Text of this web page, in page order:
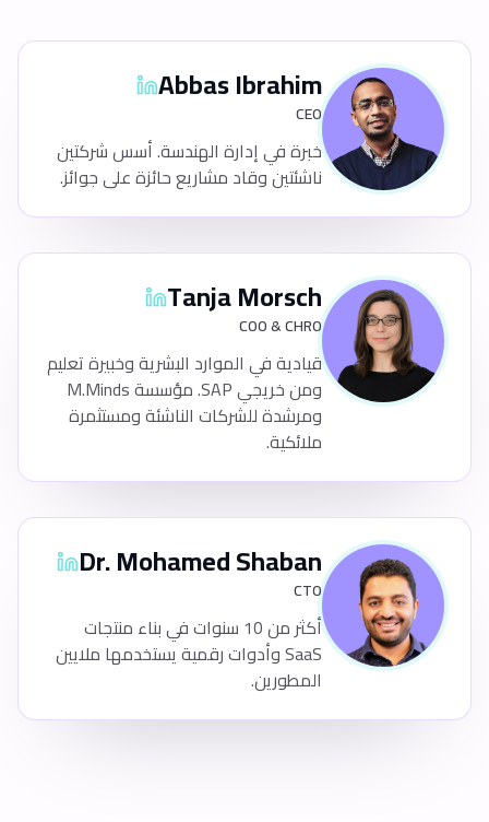
Abbas Ibrahim
CEO
خبرة في إدارة الهندسة. أسس شركتين
ناشئتين وقاد مشاريع حائزة على جوائز.
Tanja Morsch
COO & CHRO
قيادية في الموارد البشرية وخبيرة تعليم
ومن خريجي SAP. مؤسسة M.Minds
ومرشدة للشركات الناشئة ومستثمرة
ملائكية.
Dr. Mohamed Shaban
CTO
أكثر من 10 سنوات في بناء منتجات
SaaS وأدوات رقمية يستخدمها ملايين
المطورين.